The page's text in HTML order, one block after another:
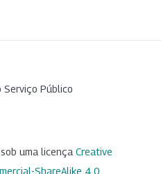
Público
uma licença Creative
ShareAlike 4.0